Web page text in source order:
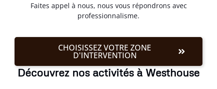
Faites appel à nous, nous vous répondrons avec
professionnalisme.
CHOISISSEZ VOTRE ZONE
D'INTERVENTION
Découvrez nos activités à Westhouse